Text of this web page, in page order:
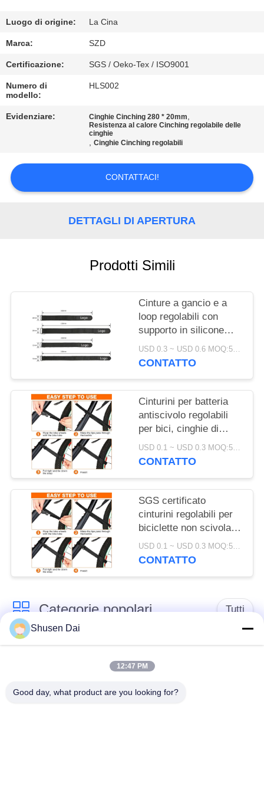
CONTROLLO
DELLA
QUALITÀ
CONTATTACI
CHIEDI UN
PREVENTIVO
POLITICA
SULLA
PRIVACY
Luogo di origine: La Cina
Marca: SZD
Certificazione: SGS / Oeko-Tex / ISO9001
Numero di
modello:
HLS002
Evidenziare: Cinghie Cinching 280 * 20mm,
Resistenza al calore Cinching regolabile delle
cinghie
,Cinghie Cinching regolabili
CONTATTACI!
DETTAGLI DI APERTURA
Prodotti Simili
Cinture a gancio e a
loop regolabili con
supporto in silicone
antiscivolo per il
montaggio della
USD 0.3 ~ USD 0.6 MOQ:500 PZ
CONTATTO
Cinturini per batteria
antiscivolo regolabili
per bici, cinghie di
fissaggio certificate
SGS, accessori per
USD 0.1 ~ USD 0.3 MOQ:500 PCS
CONTATTO
SGS certificato
cinturini regolabili per
biciclette non scivolanti
cinturino per batterie
per un comodo
USD 0.1 ~ USD 0.3 MOQ:500 PCS
CONTATTO
Categorie popolari Tutti
gancio e nastro del
Gancio e ciclo di
plastica
Gancio e nastro
Toppe su ordinazione
Shusen Dai
12:47 PM
Good day, what product are you looking for?